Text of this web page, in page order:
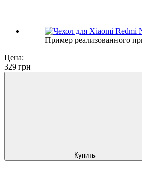
Пример реализованного
Цена:
329 грн
Купить